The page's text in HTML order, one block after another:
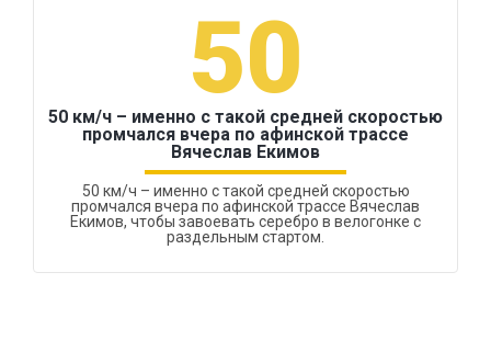
50
50 км/ч – именно с такой средней скоростью
промчался вчера по афинской трассе
Вячеслав Екимов
50 км/ч – именно с такой средней скоростью
промчался вчера по афинской трассе Вячеслав
Екимов, чтобы завоевать серебро в велогонке с
раздельным стартом.